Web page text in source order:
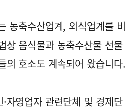
농축수산업계, 외식업계를 비
상 음식물과 농축수산물 선물
의 호소도 계속되어 왔습니다.
자영업자 관련단체 및 경제단